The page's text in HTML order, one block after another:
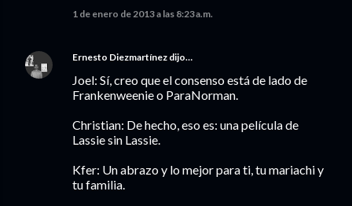
1 de enero de 2013 a las 8:23 a.m.
Ernesto Diezmartínez dijo…
Joel: Sí, creo que el consenso está de lado de
Frankenweenie o ParaNorman.
Christian: De hecho, eso es: una película de
Lassie sin Lassie.
Kfer: Un abrazo y lo mejor para ti, tu mariachi y
tu familia.